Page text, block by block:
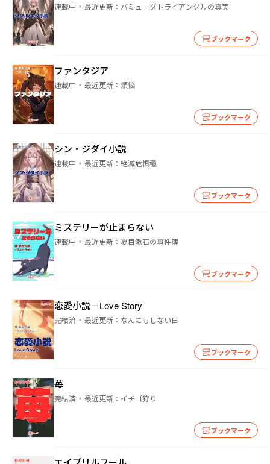
連載中 最近更新： バミューダトライアングルの真実
ブックマーク
ファンタジア
連載中 最近更新： 煩悩
ブックマーク
シン・ジダイ小説
連載中 最近更新： 絶滅危惧種
ブックマーク
ミステリーが止まらない
連載中 最近更新： 夏目漱石の事件簿
ブックマーク
恋愛小説－Love Story
完結済 最近更新： なんにもしない日
ブックマーク
苺
完結済 最近更新： イチゴ狩り
ブックマーク